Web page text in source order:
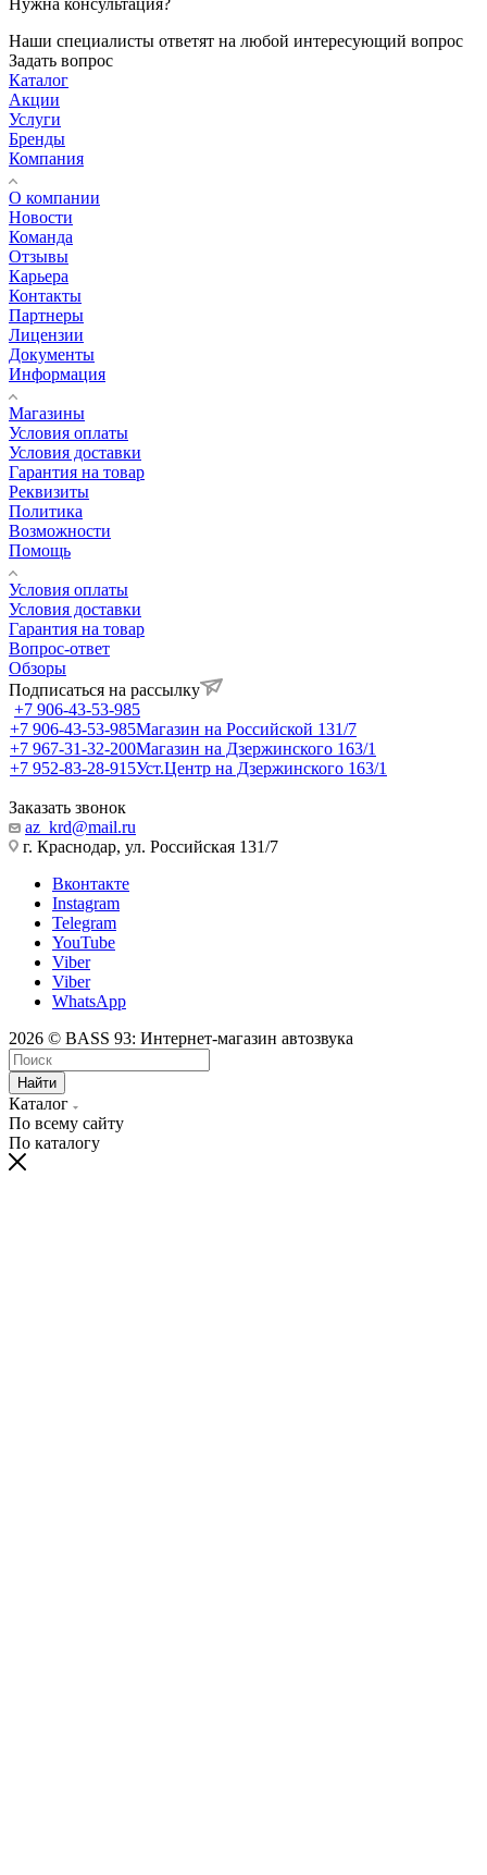
Нужна консультация?
Наши специалисты ответят на любой интересующий вопрос
Задать вопрос
Каталог
Акции
Услуги
Бренды
Компания
О компании
Новости
Команда
Отзывы
Карьера
Контакты
Партнеры
Лицензии
Документы
Информация
Магазины
Условия оплаты
Условия доставки
Гарантия на товар
Реквизиты
Политика
Возможности
Помощь
Условия оплаты
Условия доставки
Гарантия на товар
Вопрос-ответ
Обзоры
Подписаться на рассылку
+7 906-43-53-985
+7 906-43-53-985Магазин на Российской 131/7
+7 967-31-32-200Магазин на Дзержинского 163/1
+7 952-83-28-915Уст.Центр на Дзержинского 163/1
Заказать звонок
az_krd@mail.ru
г. Краснодар, ул. Российская 131/7
Вконтакте
Instagram
Telegram
YouTube
Viber
Viber
WhatsApp
2026 © BASS 93: Интернет-магазин автозвука
Найти
Каталог
По всему сайту
По каталогу